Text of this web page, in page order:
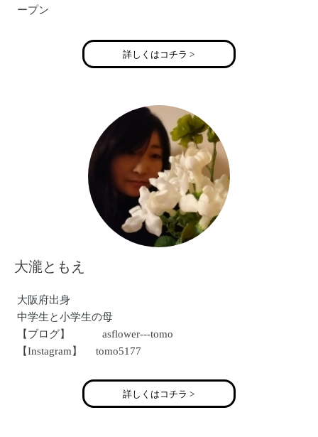
ープン
現在、メイクカラーアナリスト(R)としても活動
http://www.joyful-angels.com/
詳しくはコチラ >
大瀧ともえ
大阪府出身
中学生と小学生の母
【ブログ】 asflower---tomo
【Instagram】 tomo5177
詳しくはコチラ >